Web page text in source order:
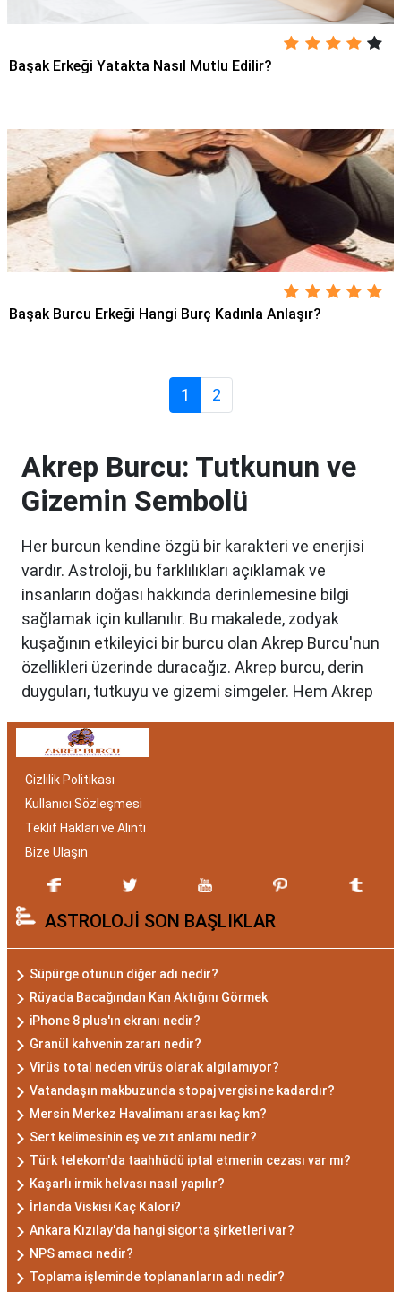
Başak Erkeği Yatakta Nasıl Mutlu Edilir?
Başak Burcu Erkeği Hangi Burç Kadınla Anlaşır?
1 2
Akrep Burcu: Tutkunun ve
Gizemin Sembolü
Her burcun kendine özgü bir karakteri ve enerjisi
vardır. Astroloji, bu farklılıkları açıklamak ve
insanların doğası hakkında derinlemesine bilgi
sağlamak için kullanılır. Bu makalede, zodyak
kuşağının etkileyici bir burcu olan Akrep Burcu'nun
özellikleri üzerinde duracağız. Akrep burcu, derin
duyguları, tutkuyu ve gizemi simgeler. Hem Akrep
bakımından benzersizdir. Ayrıca, hangi aylar
belirlemede etkilidir.
Akrep Burcu Özellikleri:
Gizemli ve Kararlı
Akrep burcu, astrolojide 23 Ekim ile 21 Kasım
tarihleri arasında doğanları ifade eder. Bu
dönemde doğan bireyler genellikle gizemli ve derin
düşünce yapısına sahiptir. Akrep burcunun temel
özellikleri arasında kararlılık, cesaret ve tutku
bulunur. Akrepler, hedeflerine ulaşmak için
kararlılıkla çalışan bireylerdir. Aynı zamanda,
zekalarını ve keskin gözlem yeteneklerini
kullanarak çözüm odaklıdırlar.
Akrep Burcu Erkeği
Özellikleri: Güçlü ve
Karizmatik
Akrep burcu erkeği, genellikle güçlü bir karaktere
ve derin bir içsel güce sahiptir. Karizmatik ve
etkileyici kişilikleriyle dikkat çekerler. Akrep burcu
Gizlilik Politikası
Kullanıcı Sözleşmesi
Teklif Hakları ve Alıntı
Bize Ulaşın
ASTROLOJİ SON BAŞLIKLAR
Süpürge otunun diğer adı nedir?
Rüyada Bacağından Kan Aktığını Görmek
iPhone 8 plus'ın ekranı nedir?
Granül kahvenin zararı nedir?
Virüs total neden virüs olarak algılamıyor?
Vatandaşın makbuzunda stopaj vergisi ne kadardır?
Mersin Merkez Havalimanı arası kaç km?
Sert kelimesinin eş ve zıt anlamı nedir?
Türk telekom'da taahhüdü iptal etmenin cezası var mı?
Kaşarlı irmik helvası nasıl yapılır?
İrlanda Viskisi Kaç Kalori?
Ankara Kızılay'da hangi sigorta şirketleri var?
NPS amacı nedir?
Toplama işleminde toplananların adı nedir?